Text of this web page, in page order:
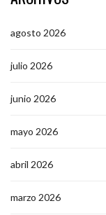
agosto 2026
julio 2026
junio 2026
mayo 2026
abril 2026
marzo 2026